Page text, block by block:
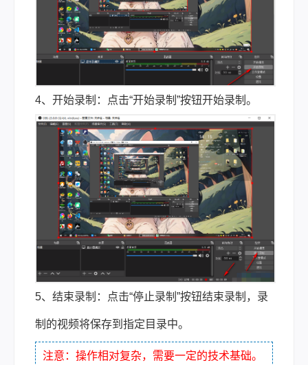
4、开始录制：点击“开始录制”按钮开始录制。
5、结束录制：点击“停止录制”按钮结束录制，录
制的视频将保存到指定目录中。
注意：操作相对复杂，需要一定的技术基础。